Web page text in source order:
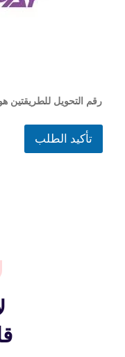
رقم التحويل للطريقتين هو :
تأكيد الطلب